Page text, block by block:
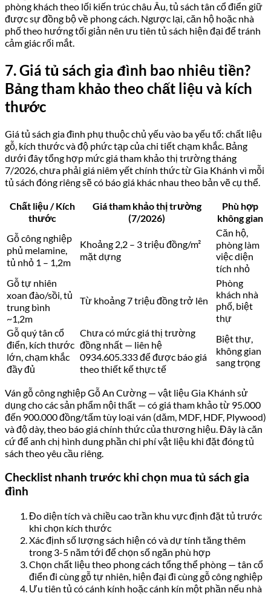
phòng khách theo lối kiến trúc châu Âu, tủ sách tân cổ điển giữ
được sự đồng bộ về phong cách. Ngược lại, căn hộ hoặc nhà
phố theo hướng tối giản nên ưu tiên tủ sách hiện đại để tránh
cảm giác rối mắt.
7. Giá tủ sách gia đình bao nhiêu tiền?
Bảng tham khảo theo chất liệu và kích
thước
Giá tủ sách gia đình phụ thuộc chủ yếu vào ba yếu tố: chất liệu
gỗ, kích thước và độ phức tạp của chi tiết chạm khắc. Bảng
dưới đây tổng hợp mức giá tham khảo thị trường tháng
7/2026, chưa phải giá niêm yết chính thức từ Gia Khánh vì mỗi
tủ sách đóng riêng sẽ có báo giá khác nhau theo bản vẽ cụ thể.
Chất liệu / Kích
thước
Giá tham khảo thị trường
(7/2026)
Phù hợp
không gian
Gỗ công nghiệp
phủ melamine,
tủ nhỏ 1 – 1,2m
Khoảng 2,2 – 3 triệu đồng/m²
mặt dựng
Căn hộ,
phòng làm
việc diện
tích nhỏ
Gỗ tự nhiên
xoan đào/sồi, tủ
trung bình
~1,2m
Từ khoảng 7 triệu đồng trở lên
Phòng
khách nhà
phố, biệt
thự
Gỗ quý tân cổ
điển, kích thước
lớn, chạm khắc
đầy đủ
Chưa có mức giá thị trường
đồng nhất — liên hệ
0934.605.333 để được báo giá
theo thiết kế thực tế
Biệt thự,
không gian
sang trọng
Ván gỗ công nghiệp Gỗ An Cường — vật liệu Gia Khánh sử
dụng cho các sản phẩm nội thất — có giá tham khảo từ 95.000
đến 900.000 đồng/tấm tùy loại ván (dăm, MDF, HDF, Plywood)
và độ dày, theo báo giá chính thức của thương hiệu. Đây là căn
cứ để anh chị hình dung phần chi phí vật liệu khi đặt đóng tủ
sách theo yêu cầu riêng.
Checklist nhanh trước khi chọn mua tủ sách gia
đình
Đo diện tích và chiều cao trần khu vực định đặt tủ trước
khi chọn kích thước
Xác định số lượng sách hiện có và dự tính tăng thêm
trong 3-5 năm tới để chọn số ngăn phù hợp
Chọn chất liệu theo phong cách tổng thể phòng — tân cổ
điển đi cùng gỗ tự nhiên, hiện đại đi cùng gỗ công nghiệp
Ưu tiên tủ có cánh kính hoặc cánh kín một phần nếu nhà